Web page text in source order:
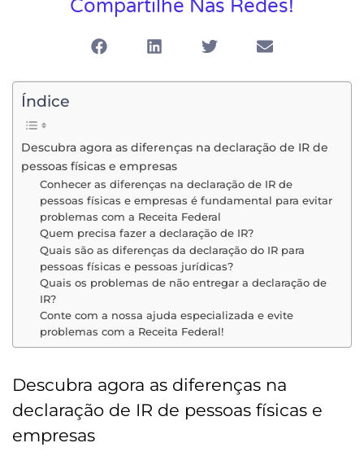
Compartilhe Nas Redes!
Índice
Descubra agora as diferenças na declaração de IR de
pessoas físicas e empresas
Conhecer as diferenças na declaração de IR de
pessoas físicas e empresas é fundamental para evitar
problemas com a Receita Federal
Quem precisa fazer a declaração de IR?
Quais são as diferenças da declaração do IR para
pessoas físicas e pessoas jurídicas?
Quais os problemas de não entregar a declaração de
IR?
Conte com a nossa ajuda especializada e evite
problemas com a Receita Federal!
Descubra agora as diferenças na
declaração de IR de pessoas físicas e
empresas